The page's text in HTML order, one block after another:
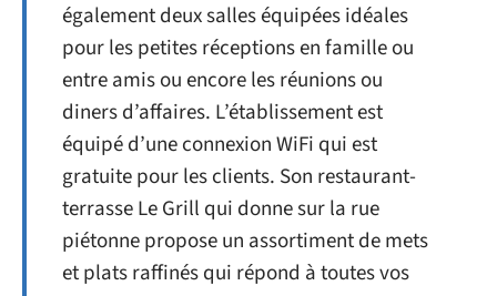
également deux salles équipées idéales
pour les petites réceptions en famille ou
entre amis ou encore les réunions ou
diners d’affaires. L’établissement est
équipé d’une connexion WiFi qui est
gratuite pour les clients. Son restaurant-
terrasse Le Grill qui donne sur la rue
piétonne propose un assortiment de mets
et plats raffinés qui répond à toutes vos